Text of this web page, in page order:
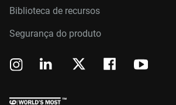
Biblioteca de recursos
Segurança do produto